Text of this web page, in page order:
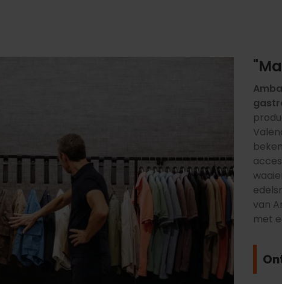
van
met